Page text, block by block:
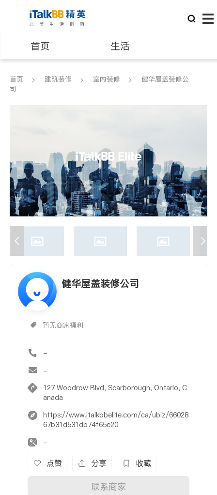
首页 生活
医生 律师
建筑装修
首页 建筑装修 室内装修
健华屋盖装修公
司
健华屋盖装修公司
暂无商家福利
-
-
127 Woodrow Blvd, Scarborough, Ontario, C
anada
https://www.italkbbelite.com/ca/ubiz/66028
67b31d531db74f65e20
-
点赞 分享 收藏
联系商家